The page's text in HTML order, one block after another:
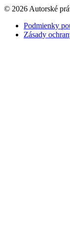
© 2026 Autorské
Podmienky
Zásady